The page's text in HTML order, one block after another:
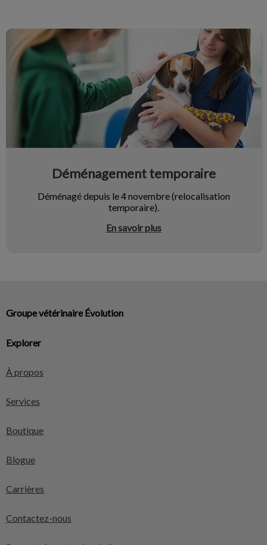
Déménagement temporaire
Déménagement temporaire
Déménagé depuis le 4 novembre (relocalisation
temporaire).
En savoir plus
Explorer
À propos
Services
Boutique
Blogue
Carrières
Contactez-nous
Groupe vétérinaire Évolution